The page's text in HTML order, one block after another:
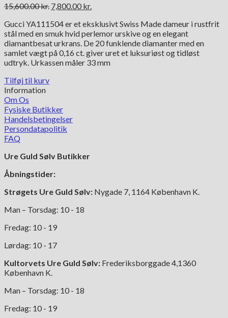
15,600.00kr. Den
pris
var:
15,600.00 kr..
7,800.00 kr.
pris
er:
7,800.00 kr..
Gucci YA111504 er et eksklusivt Swiss Made dameur i rustfrit
stål med en smuk hvid perlemor urskive og en elegant
diamantbesat urkrans. De 20 funklende diamanter med en
samlet vægt på 0,16 ct. giver uret et luksuriøst og tidløst
udtryk. Urkassen måler 33 mm
Tilføj til kurv
Information
Om Os
Fysiske Butikker
Handelsbetingelser
Persondatapolitik
FAQ
Ure Guld Sølv Butikker
Åbningstider:
Strøgets Ure Guld Sølv: Nygade 7, 1164 København K.
Man – Torsdag: 10 - 18
Fredag: 10 - 19
Lørdag: 10 - 17
Kultorvets Ure Guld Sølv: Frederiksborggade 4,1360
København K.
Man – Torsdag: 10 - 18
Fredag: 10 - 19